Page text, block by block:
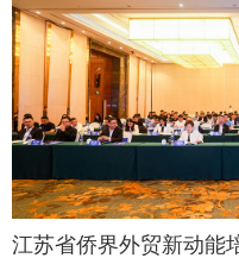
江苏省侨界外贸新动能